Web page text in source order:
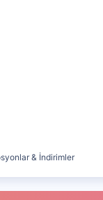
& İndirimler